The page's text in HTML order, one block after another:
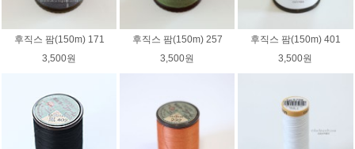
후직스 팜(150m) 171
3,500원
후직스 팜(150m) 257
3,500원
후직스 팜(150m) 401
3,500원